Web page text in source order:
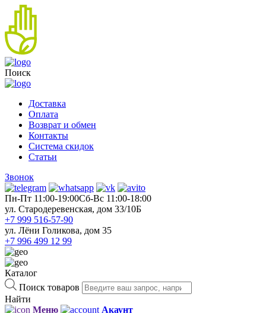
Поиск
Доставка
Оплата
Возврат и обмен
Контакты
Система скидок
Статьи
Звонок
Пн-Пт 11:00-19:00Cб-Вс 11:00-18:00
ул. Стародеревенская, дом 33/10Б
+7 999 516-57-90
ул. Лёни Голикова, дом 35
+7 996 499 12 99
Каталог
Поиск товаров
Найти
Меню
Акаунт